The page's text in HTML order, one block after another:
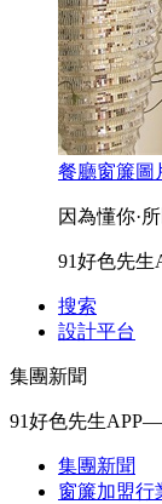
餐廳窗簾圖
因為懂你·
91好色先
搜索
設計平台
集團新聞
91好色先生
集團新聞
窗簾加盟行